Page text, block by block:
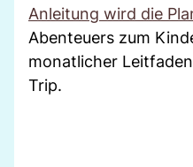
Anleitung wird die
Abenteuers zum
monatlicher
Trip.